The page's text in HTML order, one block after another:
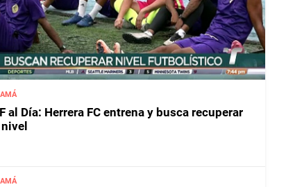
al Día: Herrera FC entrena y busca recuperar